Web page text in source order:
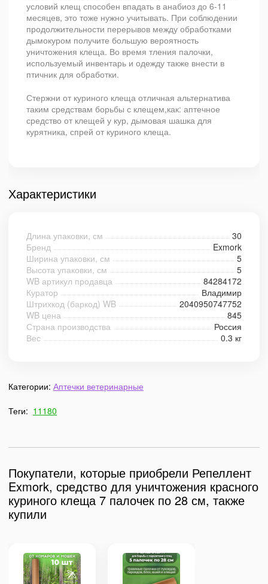
условий клещ способен впадать в анабиоз до 6-11
месяцев, это тоже нужно учитывать. При соблюдении
продолжительности перерывов между обработками
дымокуром получите большую вероятность
уничтожения клеща. Во время тления палочки,
используемый инвентарь и одежду также внести в
птичник для обработки.
Стержни от куриного клеща отличная альтернатива
таким средствам борьбы с клещем,как: аптечное
средство от клещей у кур, дымовая шашка для
курятника, спрей от куриного клеща.
Характеристики
Длина упаковки, см
30
Бренд
Exmork
Ширина упаковки, см
5
Высота упаковки, см
5
WB артикул продавца
84284172
Куратор
Владимир
Штрихкод (баркод) WB
2040950747752
WB цена
845
Страна производства
Россия
Вес
0.3 кг
Категории: Аптечки ветеринарные
Теги: 11180
Покупатели, которые приобрели Репеллент
Exmork, средство для уничтожения красного
куриного клеща 7 палочек по 28 см, также
купили